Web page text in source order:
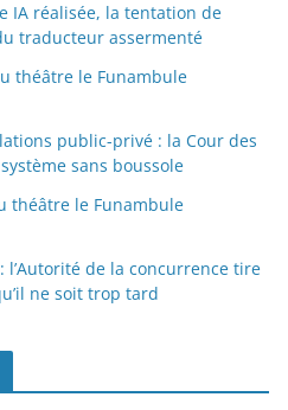
IA réalisée, la tentation de
traducteur assermenté
théâtre le Funambule
public-privé : la Cour des
sans boussole
théâtre le Funambule
l’Autorité de la concurrence tire
ne soit trop tard